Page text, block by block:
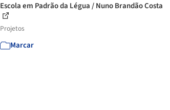
Escola em Padrão da Légua / Nuno Brandão Costa
Projetos
Marcar